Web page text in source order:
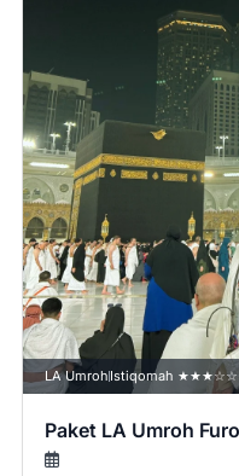
LA Umroh Istiqomah ★★★☆☆
Paket LA Umroh